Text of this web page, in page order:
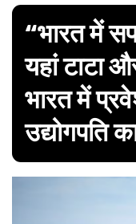
“भारत में
यहां टाटा
भारत में
उद्योगपति